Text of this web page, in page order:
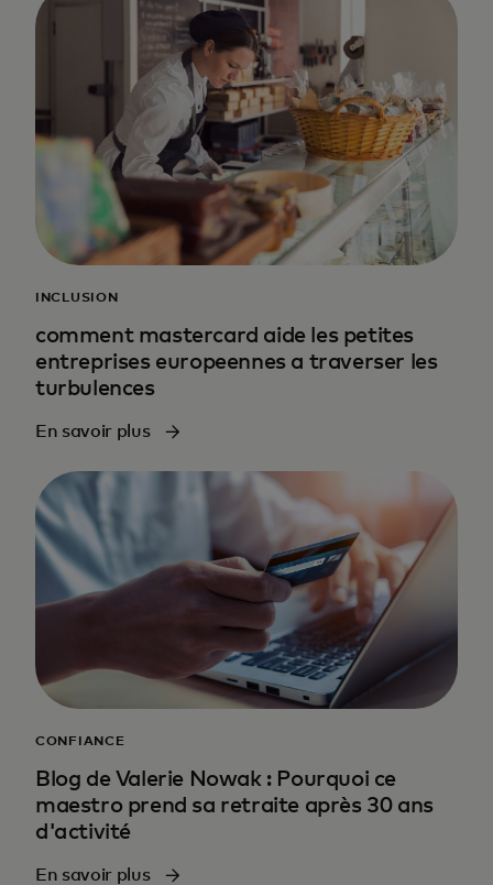
INCLUSION
comment mastercard aide les petites
entreprises europeennes a traverser les
turbulences
En savoir plus
CONFIANCE
Blog de Valerie Nowak : Pourquoi ce
maestro prend sa retraite après 30 ans
d'activité
En savoir plus